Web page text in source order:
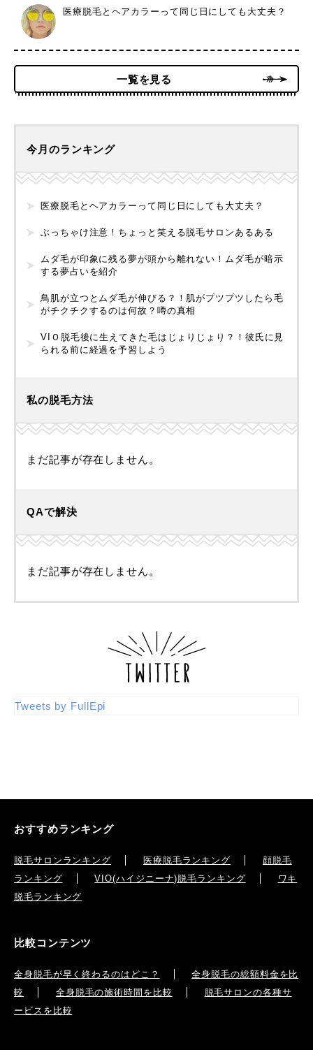
医療脱毛とヘアカラーって同じ日にしても大丈夫？
一覧を見る
今月のランキング
医療脱毛とヘアカラーって同じ日にしても大丈夫？
ぶっちゃけ注意！ちょっと笑える脱毛サロンあるある
ムダ毛が印象に残る夢が頭から離れない！ムダ毛が暗示
する夢占いを紹介
鳥肌が立つとムダ毛が伸びる？！肌がプツプツしたら毛
がチクチクするのは何故？噂の真相
VIＯ脱毛後に生えてきた毛はじょりじょり？！彼氏に見
られる前に経過を予習しよう
私の脱毛方法
まだ記事が存在しません。
QAで解決
まだ記事が存在しません。
Tweets by FullEpi
おすすめランキング
脱毛サロンランキング 医療脱毛ランキング
顔脱毛
ランキング
VIO(ハイジニーナ)脱毛ランキング
ワキ
脱毛ランキング
比較コンテンツ
全身脱毛が早く終わるのはどこ？
全身脱毛の総額料金を比
較
全身脱毛の施術時間を比較
脱毛サロンの各種サ
ービスを比較